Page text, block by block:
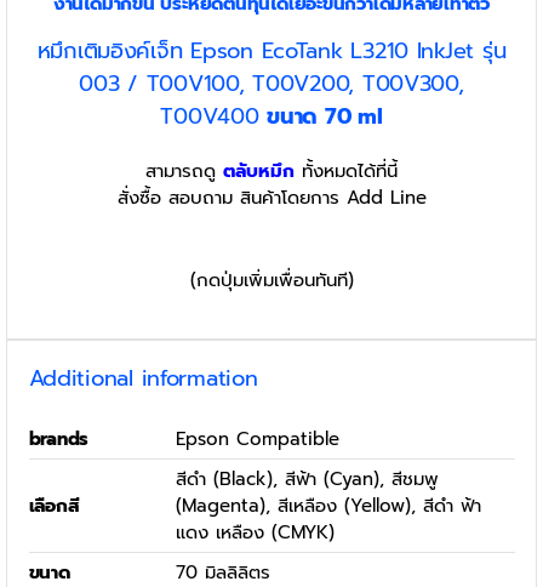
หมึกเติมอิงค์เจ็ท Epson EcoTank L3210 InkJet รุ่น
003 / T00V100, T00V200, T00V300,
T00V400ขนาด 70 ml
สามารถดู ตลับหมึก ทั้งหมดได้ที่นี้
สั่งซื้อ สอบถาม สินค้าโดยการ Add Line
(กดปุ่มเพิ่มเพื่อนทันที)
Additional information
brands Epson Compatible
เลือกสี
สีดำ (Black), สีฟ้า (Cyan), สีชมพู
(Magenta), สีเหลือง (Yellow), สีดำ ฟ้า
แดง เหลือง (CMYK)
ขนาด
70 มิลลิลิตร